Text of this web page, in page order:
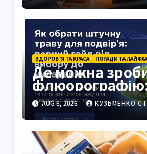
ЗДОРОВ’Я ТА КРАСА ПОРАДИ ТА
Де можна
повний гід для
українців
AUG 6, 2026 КУЗЬМЕНКО